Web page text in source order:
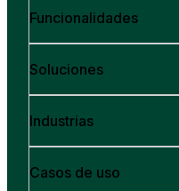
Funcionalidades
Soluciones
Industrias
Casos de uso